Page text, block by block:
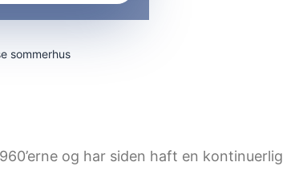
og har siden haft en kontinuerlig